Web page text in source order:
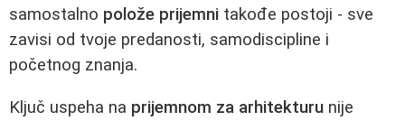
samostalno polože prijemni takođe postoji - sve
zavisi od tvoje predanosti, samodiscipline i
početnog znanja.
Ključ uspeha na prijemnom za arhitekturu nije